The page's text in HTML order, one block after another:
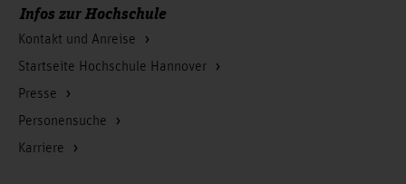
Infos zur Hochschule
Kontakt und Anreise
Startseite Hochschule Hannover
Presse
Personensuche
Karriere